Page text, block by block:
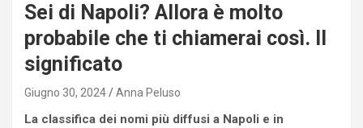
Sei di Napoli? Allora è molto
probabile che ti chiamerai così. Il
significato
Giugno 30, 2024 Anna Peluso
La classifica dei nomi più diffusi a Napoli e in